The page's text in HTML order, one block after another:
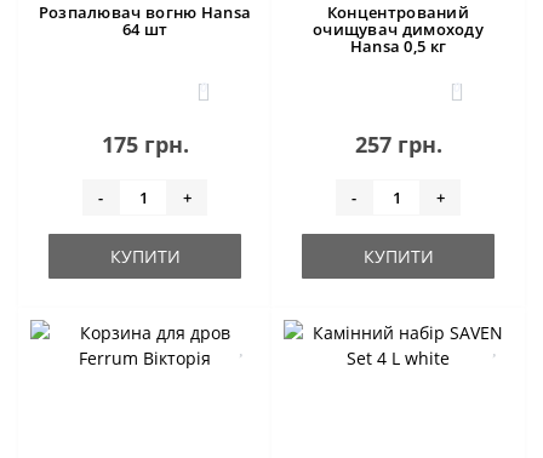
Розпалювач вогню Hansa
64 шт
0
175 грн.
- +
КУПИТИ
Концентрований
очищувач димоходу
Hansa 0,5 кг
0
257 грн.
- +
КУПИТИ